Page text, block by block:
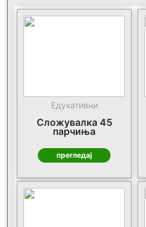
Едукативни
Сложувалка 45
парчиња
прегледај